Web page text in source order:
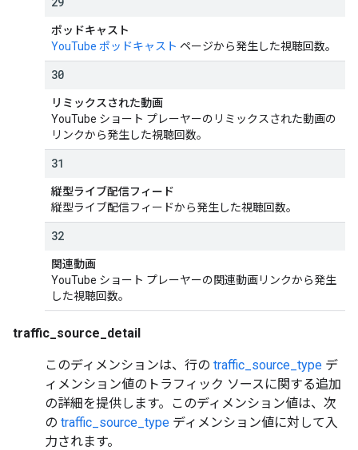
ポッドキャスト
YouTube ポッドキャスト ページから発生した視聴回数。
30
リミックスされた動画
YouTube ショート プレーヤーのリミックスされた動画の
リンクから発生した視聴回数。
31
縦型ライブ配信フィード
縦型ライブ配信フィードから発生した視聴回数。
32
関連動画
YouTube ショート プレーヤーの関連動画リンクから発生
した視聴回数。
traffic_source_detail
このディメンションは、行の traffic_source_type デ
ィメンション値のトラフィック ソースに関する追加
の詳細を提供します。このディメンション値は、次
の traffic_source_type ディメンション値に対して入
力されます。